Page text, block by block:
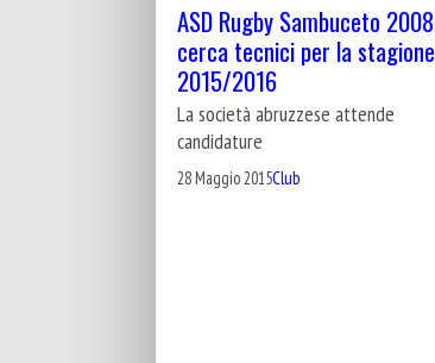
ASD Rugby Sambuceto 2008
cerca tecnici per la stagione
2015/2016
La società abruzzese attende
candidature
28 Maggio 2015Club